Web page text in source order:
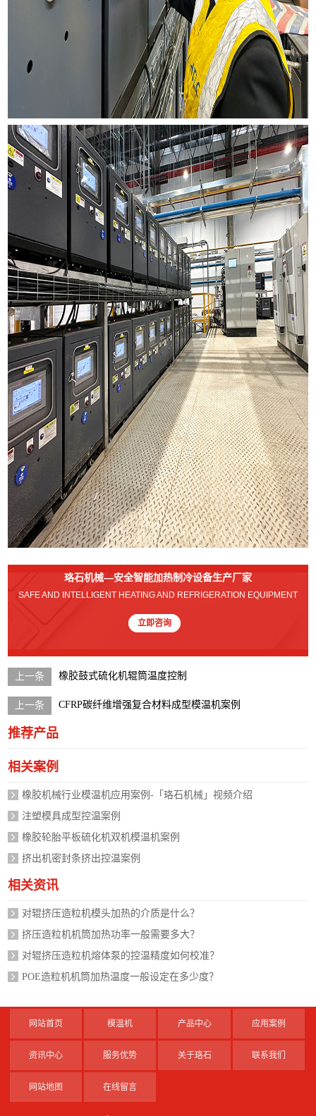
珞石机械—安全智能加热制冷设备生产厂家
SAFE AND INTELLIGENT HEATING AND REFRIGERATION EQUIPMENT
立即咨询
橡胶鼓式硫化机辊筒温度控制
CFRP碳纤维增强复合材料成型模温机案例
推荐产品
相关案例
橡胶机械行业模温机应用案例-「珞石机械」视频介绍
注塑模具成型控温案例
橡胶轮胎平板硫化机双机模温机案例
挤出机密封条挤出控温案例
相关资讯
对辊挤压造粒机模头加热的介质是什么？
挤压造粒机机筒加热功率一般需要多大？
对辊挤压造粒机熔体泵的控温精度如何校准？
POE造粒机机筒加热温度一般设定在多少度？
网站首页 模温机 产品中心 应用案例
资讯中心 服务优势 关于珞石 联系我们
网站地图 在线留言